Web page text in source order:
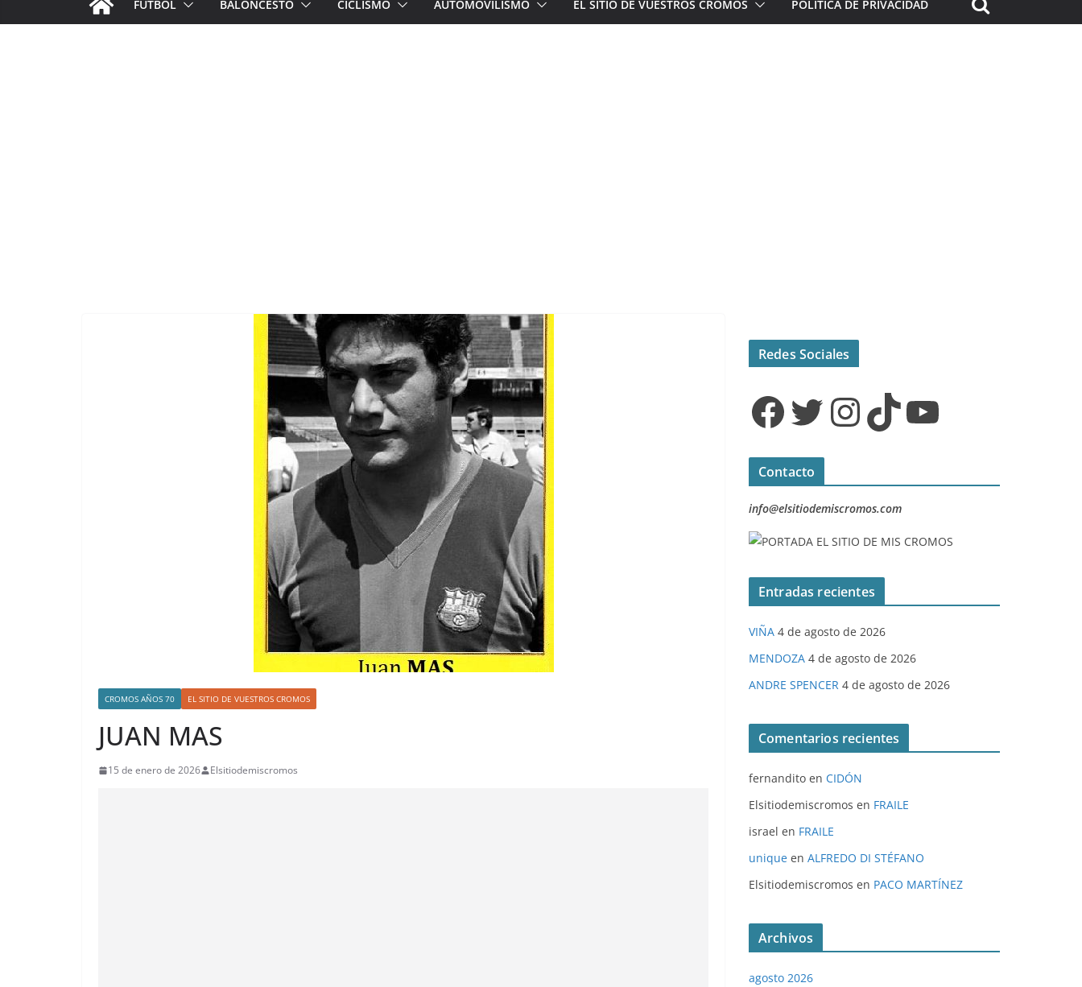
FÚTBOL BALONCESTO CICLISMO AUTOMOVILISMO EL SITIO DE VUESTROS CROMOS POLÍTICA DE PRIVACIDAD
CROMOS AÑOS 70 EL SITIO DE VUESTROS CROMOS
JUAN MAS
15 de enero de 2026 Elsitiodemiscromos
Redes Sociales
Facebook Twitter InstagramTikTok YouTube
Contacto
info@elsitiodemiscromos.com
Entradas recientes
VIÑA 4 de agosto de 2026
MENDOZA 4 de agosto de 2026
ANDRE SPENCER 4 de agosto de 2026
Comentarios recientes
fernandito en CIDÓN
Elsitiodemiscromos en FRAILE
israel en FRAILE
unique en ALFREDO DI STÉFANO
Elsitiodemiscromos en PACO MARTÍNEZ
Archivos
agosto 2026